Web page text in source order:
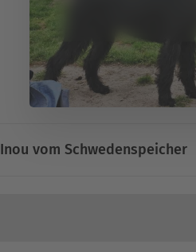
Inou vom Schwedenspeicher